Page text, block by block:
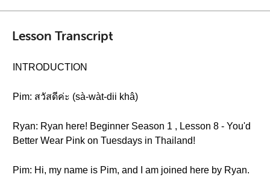
Lesson Transcript
INTRODUCTION
Pim: สวัสดีค่ะ (sà-wàt-dii khâ)
Ryan: Ryan here! Beginner Season 1 , Lesson 8 - You'd
Better Wear Pink on Tuesdays in Thailand!
Pim: Hi, my name is Pim, and I am joined here by Ryan.